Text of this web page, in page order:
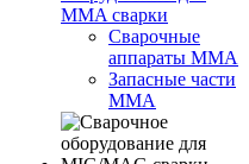
MMA сварки
Сварочные
аппараты MMA
Запасные части
MMA